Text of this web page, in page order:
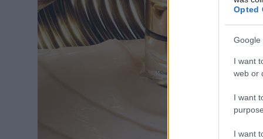
Opted
Google
I want
web or
I want
I want